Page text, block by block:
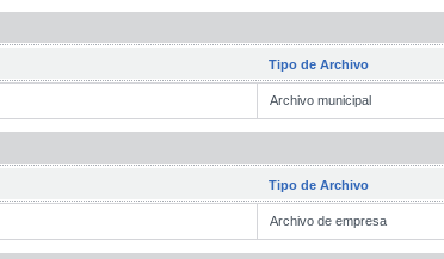
Tipo de Archivo
Archivo municipal
Tipo de Archivo
Archivo de empresa